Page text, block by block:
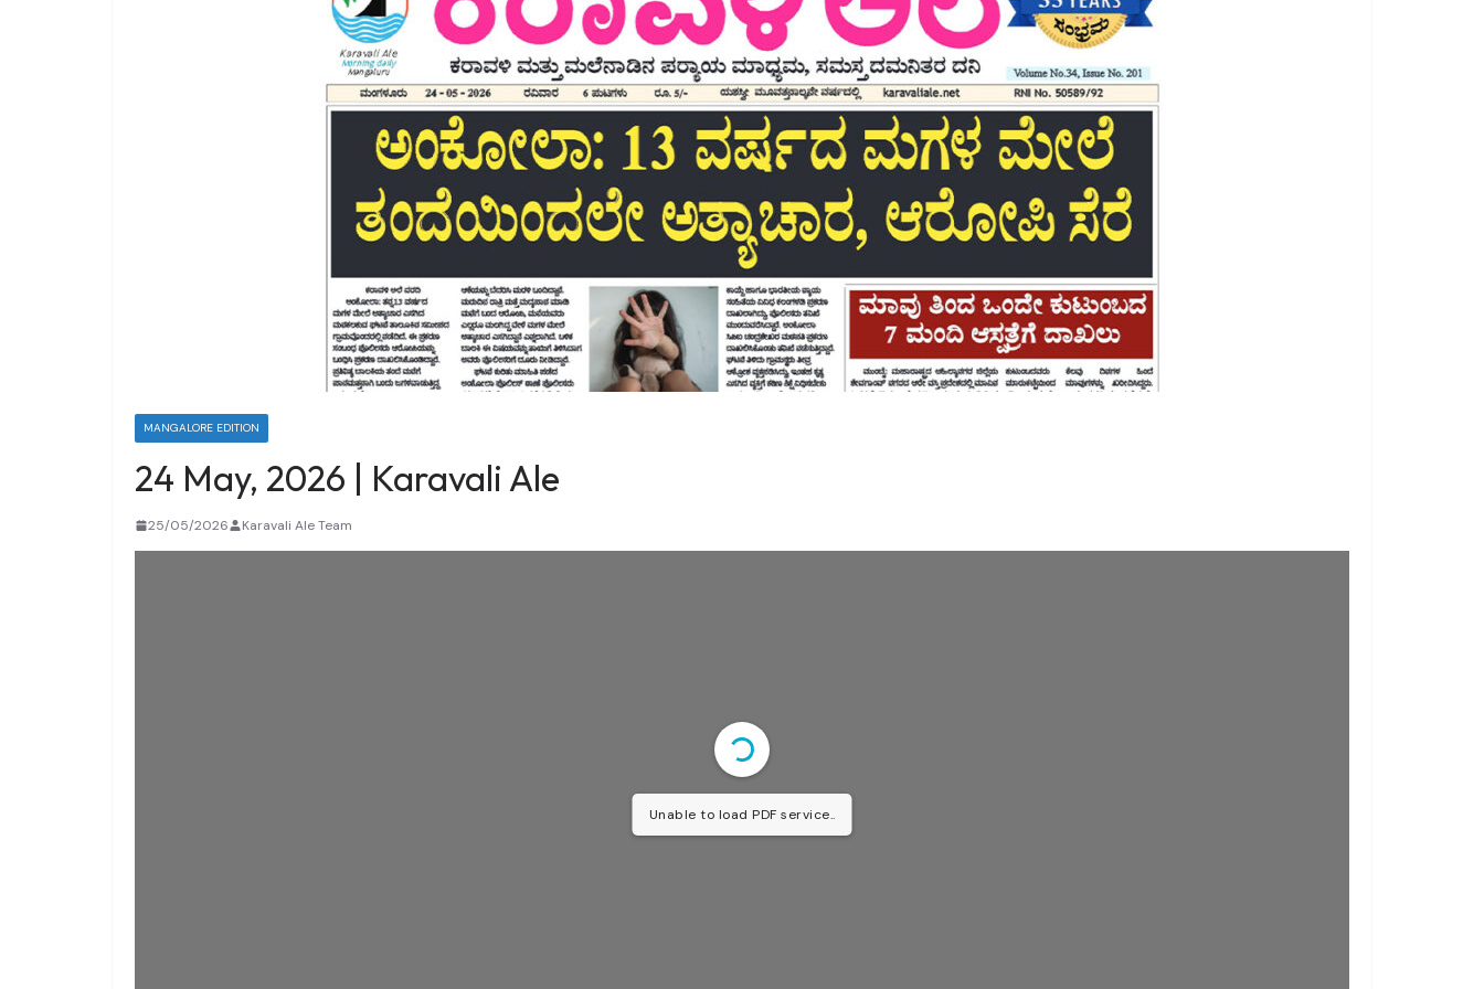
MANGALORE EDITION
24 May, 2026 | Karavali Ale
25/05/2026 Karavali Ale Team
Unable to load PDF service..